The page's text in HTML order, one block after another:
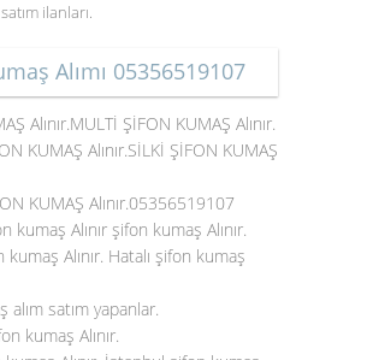
ilanları.
Alımı 05356519107
Alınır.MULTİ ŞİFON KUMAŞ Alınır.
KUMAŞ Alınır.SİLKİ ŞİFON KUMAŞ
KUMAŞ Alınır.05356519107
kumaş Alınır şifon kumaş Alınır.
kumaş Alınır. Hatalı şifon kumaş
alım satım yapanlar.
kumaş Alınır.